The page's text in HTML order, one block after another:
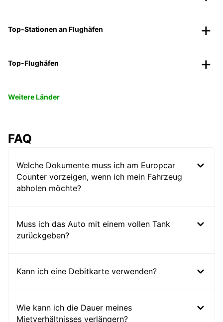
Top-Stationen an Flughäfen
Top-Flughäfen
Weitere Länder
FAQ
Welche Dokumente muss ich am Europcar
Counter vorzeigen, wenn ich mein Fahrzeug
abholen möchte?
Muss ich das Auto mit einem vollen Tank
zurückgeben?
Kann ich eine Debitkarte verwenden?
Wie kann ich die Dauer meines
Mietverhältnisses verlängern?